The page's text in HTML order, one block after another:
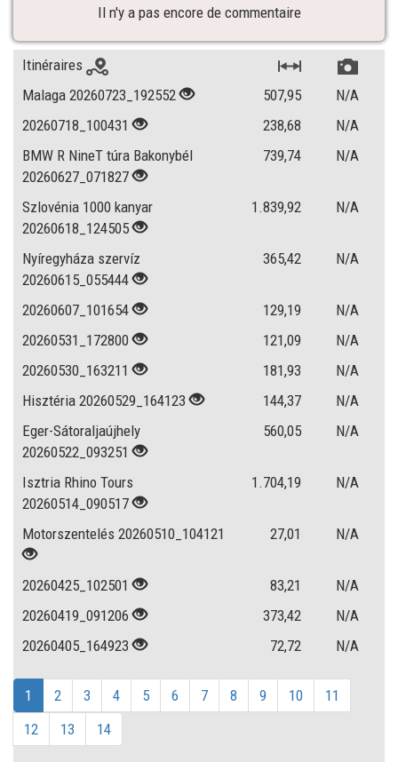
Il n'y a pas encore de commentaire
Itinéraires
Malaga 20260723_192552
507,95
N/A
20260718_100431
238,68
N/A
BMW R NineT túra Bakonybél
20260627_071827
739,74 N/A
Szlovénia 1000 kanyar
20260618_124505
1.839,92 N/A
Nyíregyháza szervíz
20260615_055444
365,42 N/A
20260607_101654 129,19
N/A
20260531_172800
121,09
N/A
20260530_163211
181,93
N/A
Hisztéria 20260529_164123
144,37
N/A
Eger-Sátoraljaújhely
20260522_093251
560,05 N/A
Isztria Rhino Tours
20260514_090517
1.704,19 N/A
Motorszentelés 20260510_104121 27,01 N/A
20260425_102501 83,21
N/A
20260419_091206
373,42
N/A
20260405_164923
72,72 N/A
1 2 3 4 5 6 7 8 9 10
11
12
13 14